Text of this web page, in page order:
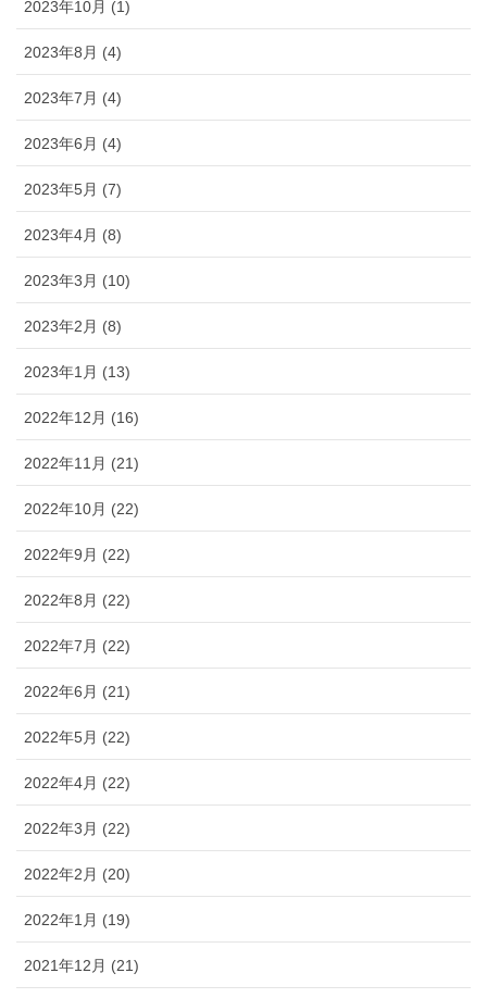
2023年10月 (1)
2023年8月 (4)
2023年7月 (4)
2023年6月 (4)
2023年5月 (7)
2023年4月 (8)
2023年3月 (10)
2023年2月 (8)
2023年1月 (13)
2022年12月 (16)
2022年11月 (21)
2022年10月 (22)
2022年9月 (22)
2022年8月 (22)
2022年7月 (22)
2022年6月 (21)
2022年5月 (22)
2022年4月 (22)
2022年3月 (22)
2022年2月 (20)
2022年1月 (19)
2021年12月 (21)